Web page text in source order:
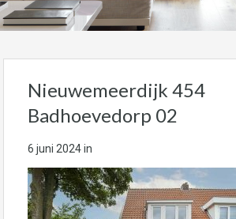
Nieuwemeerdijk 454
Badhoevedorp 02
6 juni 2024in